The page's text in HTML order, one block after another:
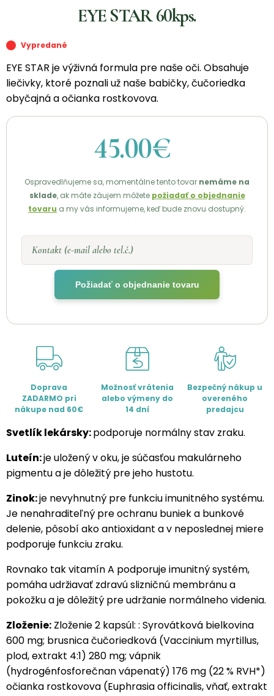
EYE STAR 60kps.
Vypredané
EYE STAR je výživná formula pre naše oči. Obsahuje
liečivky, ktoré poznali už naše babičky, čučoriedka
obyčajná a očianka rostkovova.
45.00€
Ospravedlňujeme sa, momentálne tento tovar nemáme na
sklade, ak máte záujem môžete požiadať o objednanie
tovaru a my vás informujeme, keď bude znovu dostupný.
Kontakt (e-mail alebo tel.č.)
Požiadať o objednanie tovaru
Doprava
ZADARMO pri
nákupe nad 60€
Možnosť vrátenia
alebo výmeny do
14 dní
Bezpečný nákup u
overeného
predajcu
Svetlík lekársky:podporuje normálny stav zraku.
Luteín:je uložený v oku, je súčasťou makulárneho
pigmentu a je dôležitý pre jeho hustotu.
Zinok:je nevyhnutný pre funkciu imunitného systému.
Je nenahraditeľný pre ochranu buniek a bunkové
delenie, pôsobí ako antioxidant a v neposlednej miere
podporuje funkciu zraku.
Rovnako tak vitamín A podporuje imunitný systém,
pomáha udržiavať zdravú slizničnú membránu a
pokožku a je dôležitý pre udržanie normálneho videnia.
Zloženie: Zloženie 2 kapsúl: : Syrovátková bielkovina
600 mg; brusnica čučoriedková (Vaccinium myrtillus,
plod, extrakt 4:1) 280 mg; vápnik
(hydrogénfosforečnan vápenatý) 176 mg (22 % RVH*)
očianka rostkovova (Euphrasia officinalis, vňať, extrakt